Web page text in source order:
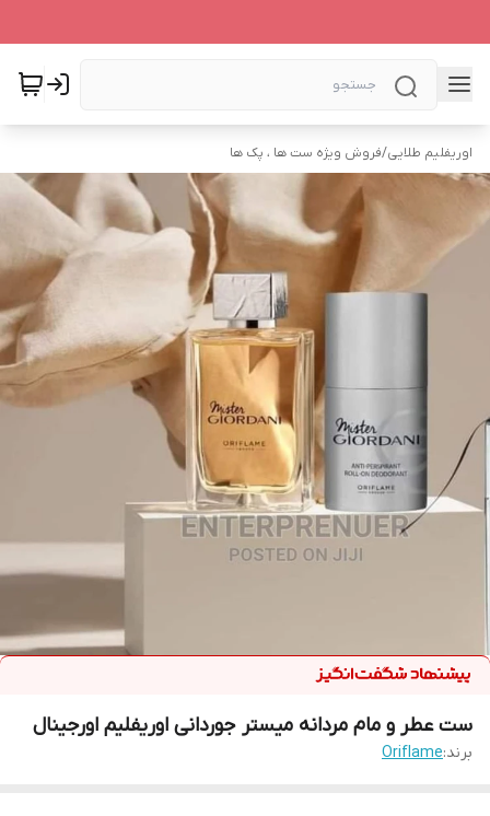
اوریفلیم طلایی/فروش ویژه ست ها ، پک ها
ست عطر و مام مردانه میستر جوردانی اوریفلیم اورجینال
برند:Oriflame